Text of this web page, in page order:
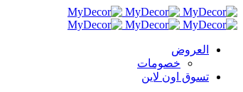
العروض
خصومات
تسوق اون لاين